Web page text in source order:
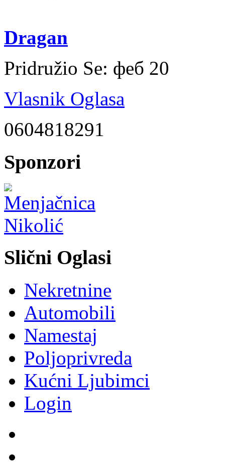
Dragan
Pridružio Se: феб 20
Vlasnik Oglasa
0604818291
Sponzori
Slični Oglasi
Nekretnine
Automobili
Namestaj
Poljoprivreda
Kućni Ljubimci
Login